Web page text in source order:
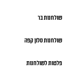
שולחנות בר
שולחנות סלון קפה
פלטות לשולחנות